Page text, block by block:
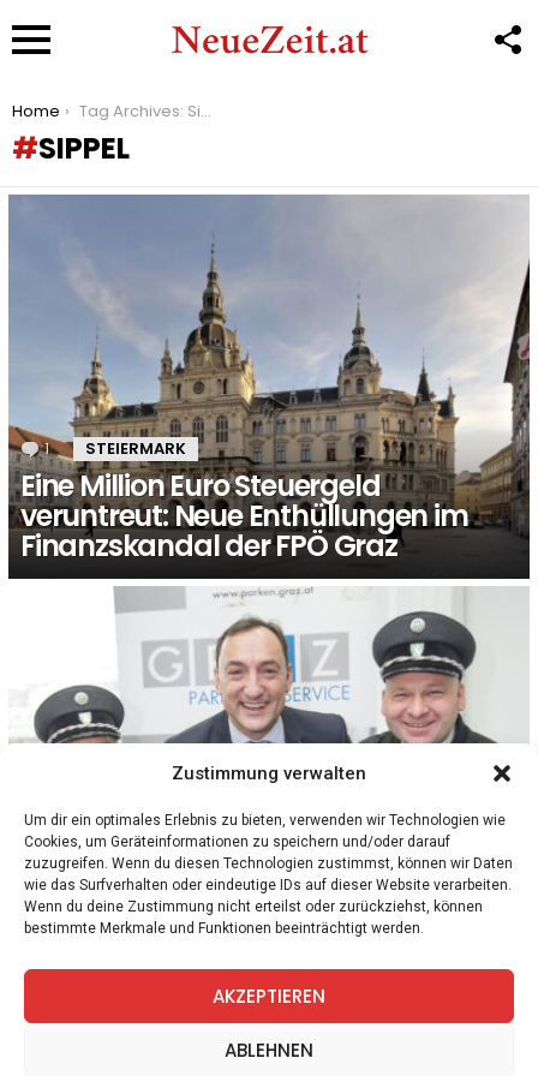
Zustimmung verwalten
Um dir ein optimales Erlebnis zu bieten, verwenden wir Technologien wie
Cookies, um Geräteinformationen zu speichern und/oder darauf
zuzugreifen. Wenn du diesen Technologien zustimmst, können wir Daten
wie das Surfverhalten oder eindeutige IDs auf dieser Website verarbeiten.
Wenn du deine Zustimmung nicht erteilst oder zurückziehst, können
bestimmte Merkmale und Funktionen beeinträchtigt werden.
AKZEPTIEREN
ABLEHNEN
You are here:
Home Tag Archives: Sippel
SIPPEL
1 Kommentar
STEIERMARK
Eine Million Euro Steuergeld
veruntreut: Neue Enthüllungen im
Finanzskandal der FPÖ Graz
1 Kommentar
STEIERMARK
Spitze der FPÖ Graz besserte mit Steuergeld
eigenes Gehalt auf und steckte öffentliches
Geld in Burschenschaften
twitter